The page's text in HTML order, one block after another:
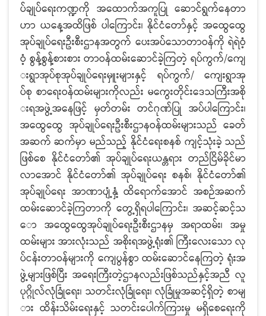
ပ်ချုပ်ရေးကဏ္ဍကို အထောက်အကူပြု ဆောင်ရွက်နေတာ
ဟာ ယနေ့အထိဖြစ် ပါကြောင်း၊ နိုင်ငံတော်နှင့် အထွေထွေ
အုပ်ချုပ်ရေးဦးစီးဌာနအတွက် ပေးအပ်သောတာဝန်ကို ရဲရဲဝံ့
ဝံ့ စွန့်စွန့်စားစား တာဝန်ထမ်းဆောင်ခဲ့ကြတဲ့ ရပ်ကွက်/ကျေ
းရွာအုပ်စုအုပ်ချုပ်ရေးမှူးများနှင့် ရပ်ကွက်/ ကျေးရွာအု
ပ်စု စာရေးဝန်ထမ်းများကိုလည်း မကွေးတိုင်းဒေသကြီးအစို
းရအဖွဲ့အနေဖြင့် မှတ်တမ်း တင်ဂုဏ်ပြု အပ်ပါကြောင်း၊
အထွေထွေ အုပ်ချုပ်ရေးဦးစီးဌာနဝန်ထမ်းများသည် ခေတ်
အဆက် ဆက်မှာ မည်သည့် နိုင်ငံရေးစနစ် ကျင့်သုံးခဲ့ သည်
ဖြစ်စေ နိုင်ငံတော်၏ အုပ်ချုပ်ရေးယန္တရား တည်ငြိမ်ခိုင်မာ
လာအောင် နိုင်ငံတော်၏ အုပ်ချုပ်ရေး စနစ်၊ နိုင်ငံတော်၏
အုပ်ချုပ်ရေး အာဏာပျံ့နှံ့ ထိရောက်အောင် အစဉ်အဆက်
ထမ်းဆောင်ခဲ့ကြတာကို တွေ့ရှိရပါကြောင်း၊ အဆင့်ဆင့်သ
ော အထွေထွေအုပ်ချုပ်ရေးဦးစီးဌာနမှ အရာထမ်း၊ အမှု
ထမ်းများ အားလုံးသည် အစိုးရအဖွဲ့ရုံး၏ ကြီးလေးသော လု
ပ်ငန်းတာဝန်များကို ကျေပွန်စွာ ထမ်းဆောင်နေကြတဲ့ ရုံးအ
ဖွဲ့များဖြစ်ပြီး အရေးကြီးတဲ့ဌာနလည်းဖြစ်သည်နှင့်အညီ လူ
ပုဂ္ဂိုလ်လုံခြုံရေး၊ သတင်းလုံခြုံရေး၊ လုံခြုံမှုအဆင့်ရှိတဲ့ စာမျ
ား ထိန်းသိမ်းရေးနှင့် သတင်းပေါက်ကြားမှု မရှိစေရေးကို